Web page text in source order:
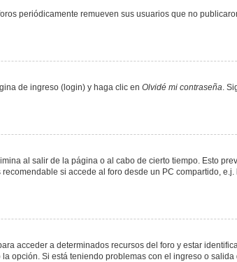
periódicamente remueven sus usuarios que no
de ingreso (login) y haga clic en Olvidé mi contraseña.
al salir de la página o al cabo de cierto tiempo. Esto
si accede al foro desde un PC compartido,
acceder a determinados recursos del foro y estar
Si está teniendo problemas con el ingreso o